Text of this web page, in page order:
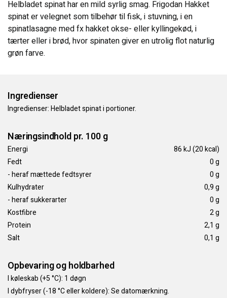
Helbladet spinat har en mild syrlig smag. Frigodan Hakket
spinat er velegnet som tilbehør til fisk, i stuvning, i en
spinatlasagne med fx hakket okse- eller kyllingekød, i
tærter eller i brød, hvor spinaten giver en utrolig flot naturlig
grøn farve.
Ingredienser
Ingredienser: Helbladet spinat i portioner.
Næringsindhold pr. 100 g
Energi
86 kJ (20 kcal)
Fedt
0 g
- heraf mættede fedtsyrer
0 g
Kulhydrater
0,9 g
- heraf sukkerarter
0 g
Kostfibre
2 g
Protein
2,1 g
Salt
0,1 g
Opbevaring og holdbarhed
I køleskab (+5 °C): 1 døgn
I dybfryser (-18 °C eller koldere): Se datomærkning.